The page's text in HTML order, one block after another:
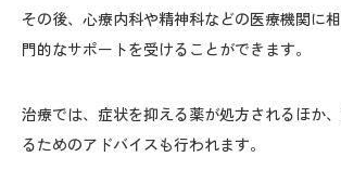
その後、心療内科や精神科などの医療機関に
門的なサポートを受けることができます。
治療では、症状を抑える薬が処方されるほか
るためのアドバイスも行われます。